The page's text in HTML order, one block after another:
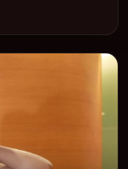
内地院线及主流平
合喜欢强情节与人物